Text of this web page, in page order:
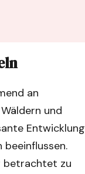
an
und
Entwicklung
betrachtet zu